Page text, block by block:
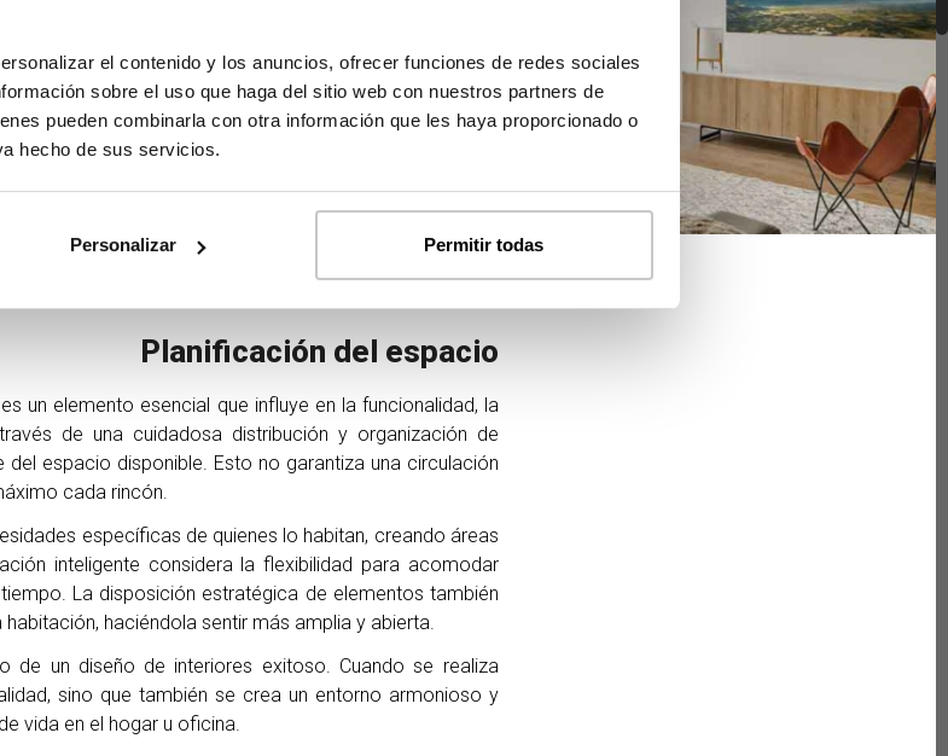
el contenido y los anuncios, ofrecer funciones de redes sociales
sobre el uso que haga del sitio web con nuestros partners de
pueden combinarla con otra información que les haya proporcionado o
hecho de sus servicios.
Personalizar Permitir todas
Planificación del espacio
es un elemento esencial que influye en la funcionalidad, la
de una cuidadosa distribución y organización de
espacio disponible. Esto no garantiza una circulación
cada rincón.
específicas de quienes lo habitan, creando áreas
inteligente considera la flexibilidad para acomodar
La disposición estratégica de elementos también
haciéndola sentir más amplia y abierta.
de un diseño de interiores exitoso. Cuando se realiza
sino que también se crea un entorno armonioso y
vida en el hogar u oficina.